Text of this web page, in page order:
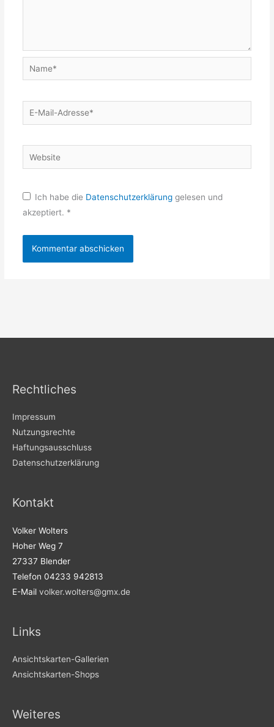
Name*
E-
Mail-
Website
Ich habe die Datenschutzerklärung gelesen und
akzeptiert. *
Rechtliches
Impressum
Nutzungsrechte
Haftungsausschluss
Datenschutzerklärung
Kontakt
Volker Wolters
Hoher Weg 7
27337 Blender
Telefon 04233 942813
E-Mail volker.wolters@gmx.de
Links
Ansichtskarten-Gallerien
Ansichtskarten-Shops
Weiteres